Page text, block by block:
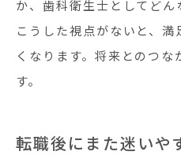
か、歯科衛生士としてどん
こうした視点がないと、
くなります。将来とのつ
す。
転職後にまた迷いや